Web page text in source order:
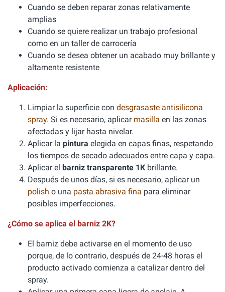
Cuando se deben reparar zonas relativamente
amplias
Cuando se quiere realizar un trabajo profesional
como en un taller de carrocería
Cuando se desea obtener un acabado muy brillante y
altamente resistente
Aplicación:
Limpiar la superficie con desgrasaste antisilicona
spray. Si es necesario, aplicar masilla en las zonas
afectadas y lijar hasta nivelar.
Aplicar la pintura elegida en capas finas, respetando
los tiempos de secado adecuados entre capa y capa.
Aplicar el barniz transparente 1K brillante.
Después de unos días, si es necesario, aplicar un
polish o una pasta abrasiva fina para eliminar
posibles imperfecciones.
¿Cómo se aplica el barniz 2K?
El barniz debe activarse en el momento de uso
porque, de lo contrario, después de 24-48 horas el
producto activado comienza a catalizar dentro del
spray.